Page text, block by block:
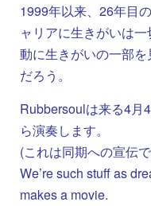
1999年以来、26年目
ャリアに生きがいは
動に生きがいの一部
だろう。
Rubbersoulは来る4月
ら演奏します。
(これは同期への宣伝
We’re such stuff as
makes a movie.